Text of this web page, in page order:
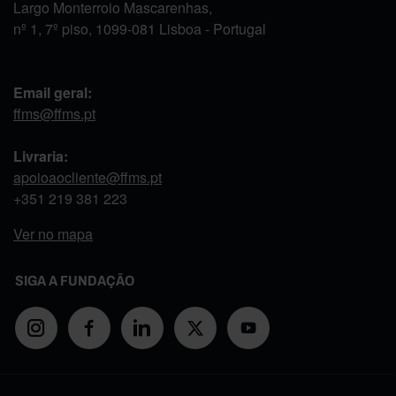
Largo Monterroio Mascarenhas,
nº 1, 7º piso, 1099-081 Lisboa - Portugal
Email geral:
ffms@ffms.pt
Livraria:
apoioaocliente@ffms.pt
+351 219 381 223
Ver no mapa
SIGA A FUNDAÇÃO